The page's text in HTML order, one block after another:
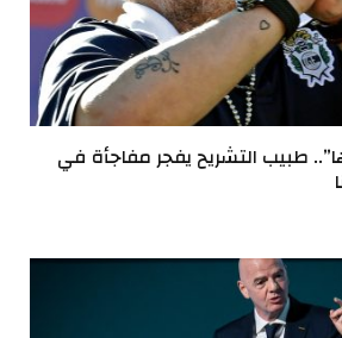
طبيب التشريح يفجر مفاجأة في